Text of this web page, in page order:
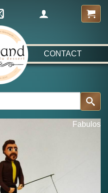
CONTACT
Fabulos